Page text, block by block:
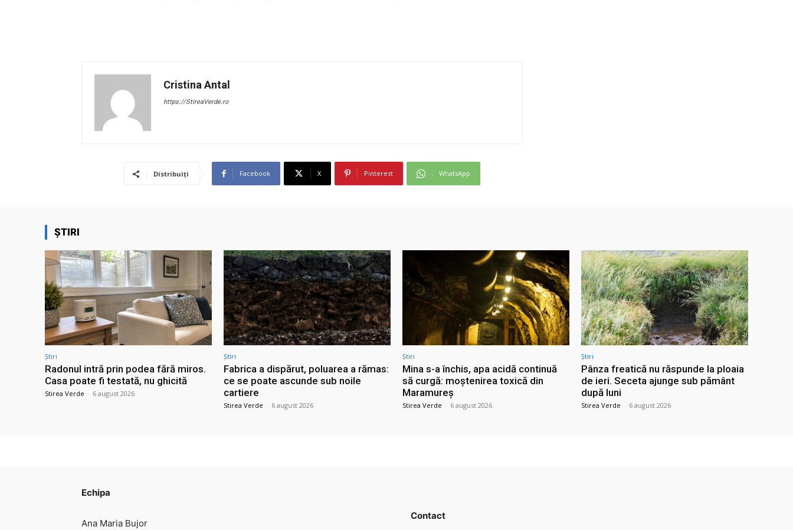
Cristina Antal
https://StireaVerde.ro
Distribuiți Facebook X Pinterest WhatsApp
ȘTIRI
Știri
Radonul intră prin podea fără miros.
Casa poate fi testată, nu ghicită
Stirea Verde - 6 august 2026
Știri
Fabrica a dispărut, poluarea a rămas:
ce se poate ascunde sub noile
cartiere
Stirea Verde - 6 august 2026
Știri
Mina s-a închis, apa acidă continuă
să curgă: moștenirea toxică din
Maramureș
Stirea Verde - 6 august 2026
Știri
Pânza freatică nu răspunde la ploaia
de ieri. Seceta ajunge sub pământ
după luni
Stirea Verde - 6 august 2026
Echipa
Ana Maria Bujor
Contact